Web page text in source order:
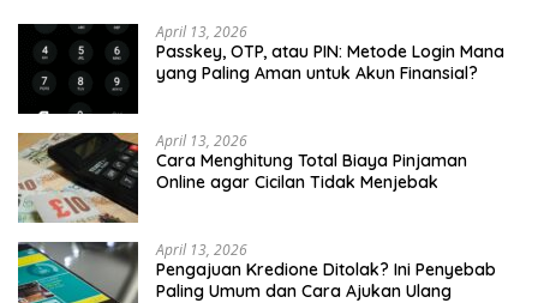
April 13, 2026
Passkey, OTP, atau PIN: Metode Login Mana
yang Paling Aman untuk Akun Finansial?
April 13, 2026
Cara Menghitung Total Biaya Pinjaman
Online agar Cicilan Tidak Menjebak
April 13, 2026
Pengajuan Kredione Ditolak? Ini Penyebab
Paling Umum dan Cara Ajukan Ulang